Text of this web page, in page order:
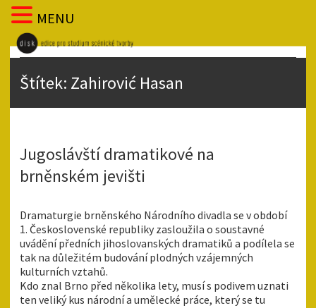
Štítek: Zahirović Hasan
Jugoslávští dramatikové na
brněnském jevišti
Dramaturgie brněnského Národního divadla se v období
1. Československé republiky zasloužila o soustavné
uvádění předních jihoslovanských dramatiků a podílela se
tak na důležitém budování plodných vzájemných
kulturních vztahů.
Kdo znal Brno před několika lety, musí s podivem uznati
ten veliký kus národní a umělecké práce, který se tu
MENU